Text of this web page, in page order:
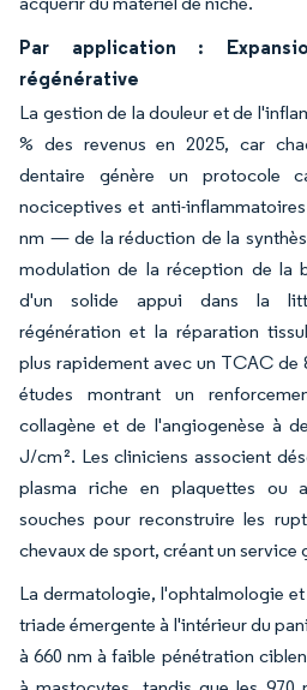
Par application :
régénérative
La gestion de la douleur et de
% des revenus en 2025, car
dentaire génère un protocole
nociceptives et anti-
nm — de la réduction de la
modulation de la réception de la
d'un solide appui dans la
régénération et la réparation
plus rapidement avec un TCAC de
études montrant un
collagène et de l'angiogenèse à
J/cm². Les cliniciens associent
plasma riche en plaquettes ou
souches pour reconstruire les
chevaux de sport, créant un service
La dermatologie, l'ophtalmologie
triade émergente à l'intérieur du
à 660 nm à faible pénétration